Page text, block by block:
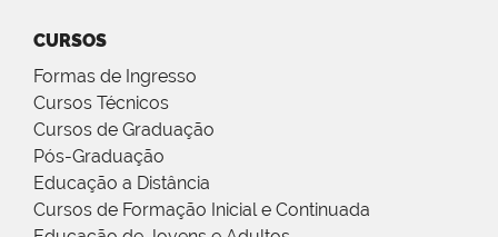
CURSOS
Formas de Ingresso
Cursos Técnicos
Cursos de Graduação
Pós-Graduação
Educação a Distância
Cursos de Formação Inicial e Continuada